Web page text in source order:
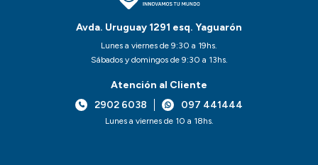
Avda. Uruguay 1291 esq. Yaguarón
Lunes a viernes de 9:30 a 19hs.
Sábados y domingos de 9:30 a 13hs.
Atención al Cliente
2902 6038
097 441444
Lunes a viernes de 10 a 18hs.